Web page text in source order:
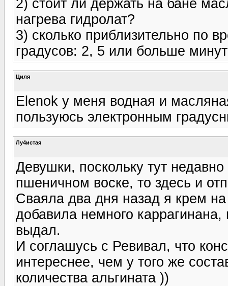
2) стоит ли держать на бане
нагрева гидролат?
3) сколько приблизительно по
градусов: 2, 5 или больше
Циля
Elenok у меня водная и
пользуюсь электронным
Лу4истая
Девушки, поскольку тут
пшеничном воске, то здесь и
Сваяла два дня назад я крем
добавила немного
выдал.
И соглашусь с Ревивал, что
интереснее, чем у того же
количества альгината ))